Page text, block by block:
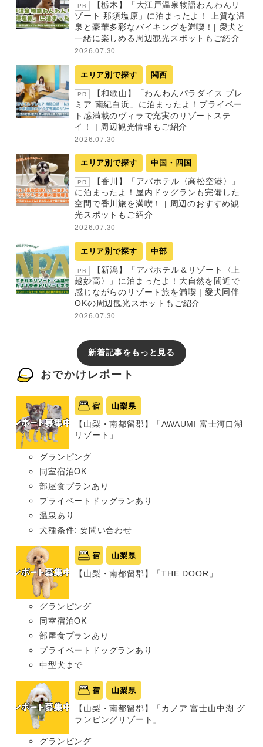
PR
【栃木】「大江戸温泉物語わんわんリ
ゾート 那須塩原」に泊まったよ！ 上質な温
泉と豪華多彩なバイキングを満喫！| 愛犬と
一緒に楽しめる周辺観光スポットもご紹介
2026.07.30
エリア別で探す 関西
PR
【和歌山】「わんわんパラダイス プレ
ミア 南紀白浜」に泊まったよ！プライベー
ト感満載のヴィラで充実のリゾートステ
イ！ | 周辺観光情報もご紹介
2026.07.30
エリア別で探す 中国・四国
PR
【香川】「アパホテル〈高松空港〉」
に泊まったよ！屋内ドッグランも完備した
空間で香川旅を満喫！ | 周辺のおすすめ観
光スポットもご紹介
2026.07.30
エリア別で探す 中部
PR
【新潟】「アパホテル＆リゾート〈上
越妙高〉」に泊まったよ！大自然を間近で
感じながらのリゾート旅を満喫 | 愛犬同伴
OKの周辺観光スポットもご紹介
2026.07.30
新着記事をもっと見る
おでかけレポート
宿 山梨県
【山梨・南都留郡】「AWAUMI 富士河口湖
リゾート」
グランピング
同室宿泊OK
部屋食プランあり
プライベートドッグランあり
温泉あり
犬種条件: 要問い合わせ
宿 山梨県
【山梨・南都留郡】「THE DOOR」
グランピング
同室宿泊OK
部屋食プランあり
プライベートドッグランあり
中型犬まで
宿 山梨県
【山梨・南都留郡】「カノア 富士山中湖 グ
ランピングリゾート」
グランピング